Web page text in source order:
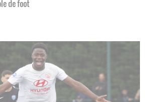
de foot